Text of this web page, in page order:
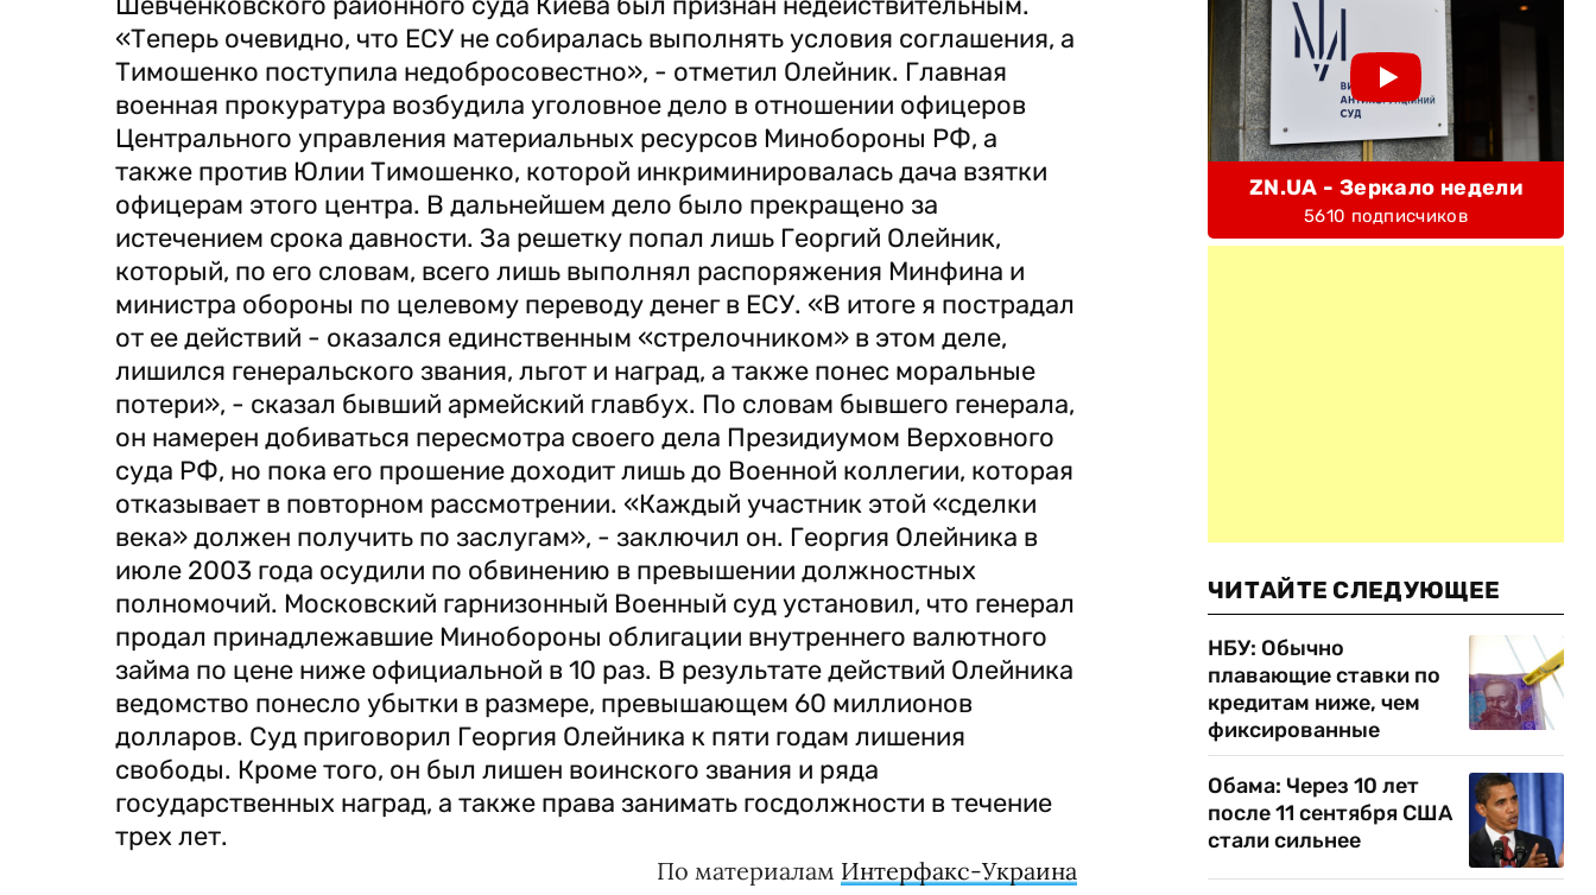
«Теперь очевидно, что ЕСУ не собиралась выполнять условия соглашения, а
Тимошенко поступила недобросовестно», - отметил Олейник. Главная
военная прокуратура возбудила уголовное дело в отношении офицеров
Центрального управления материальных ресурсов Минобороны РФ, а
также против Юлии Тимошенко, которой инкриминировалась дача взятки
офицерам этого центра. В дальнейшем дело было прекращено за
истечением срока давности. За решетку попал лишь Георгий Олейник,
который, по его словам, всего лишь выполнял распоряжения Минфина и
министра обороны по целевому переводу денег в ЕСУ. «В итоге я пострадал
от ее действий - оказался единственным «стрелочником» в этом деле,
лишился генеральского звания, льгот и наград, а также понес моральные
потери», - сказал бывший армейский главбух. По словам бывшего генерала,
он намерен добиваться пересмотра своего дела Президиумом Верховного
суда РФ, но пока его прошение доходит лишь до Военной коллегии, которая
отказывает в повторном рассмотрении. «Каждый участник этой «сделки
века» должен получить по заслугам», - заключил он. Георгия Олейника в
июле 2003 года осудили по обвинению в превышении должностных
полномочий. Московский гарнизонный Военный суд установил, что генерал
продал принадлежавшие Минобороны облигации внутреннего валютного
займа по цене ниже официальной в 10 раз. В результате действий Олейника
ведомство понесло убытки в размере, превышающем 60 миллионов
долларов. Суд приговорил Георгия Олейника к пяти годам лишения
свободы. Кроме того, он был лишен воинского звания и ряда
государственных наград, а также права занимать госдолжности в течение
трех лет.
По материалам Интерфакс-Украина
ZN.UA - Зеркало недели
5610 подписчиков
ЧИТАЙТЕ СЛЕДУЮЩЕЕ
НБУ: Обычно
плавающие ставки по
кредитам ниже, чем
фиксированные
Обама: Через 10 лет
после 11 сентября США
стали сильнее